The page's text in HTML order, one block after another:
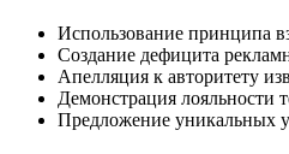
Использование принципа
Создание дефицита
Апелляция к авторитету
Демонстрация лояльности
Предложение уникальных